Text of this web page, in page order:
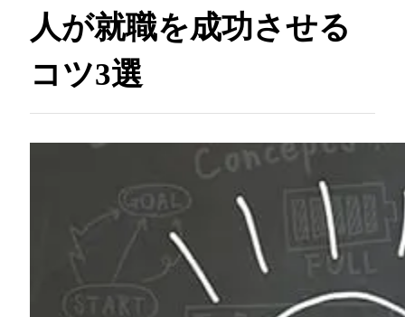
人が就職を成功させる
コツ3選